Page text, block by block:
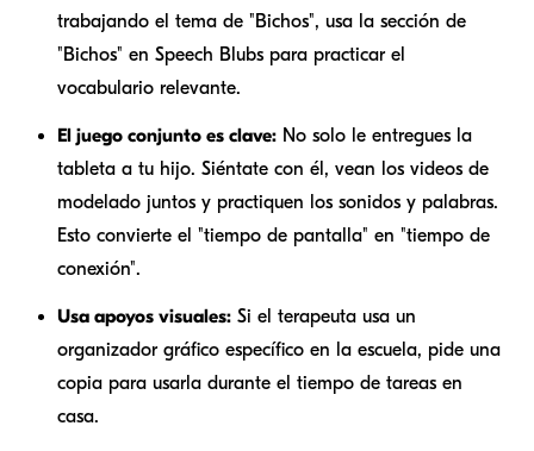
trabajando el tema de "Bichos", usa la sección de
"Bichos" en Speech Blubs para practicar el
vocabulario relevante.
El juego conjunto es clave: No solo le entregues la
tableta a tu hijo. Siéntate con él, vean los videos de
modelado juntos y practiquen los sonidos y palabras.
Esto convierte el "tiempo de pantalla" en "tiempo de
conexión".
Usa apoyos visuales: Si el terapeuta usa un
organizador gráfico específico en la escuela, pide una
copia para usarla durante el tiempo de tareas en
casa.